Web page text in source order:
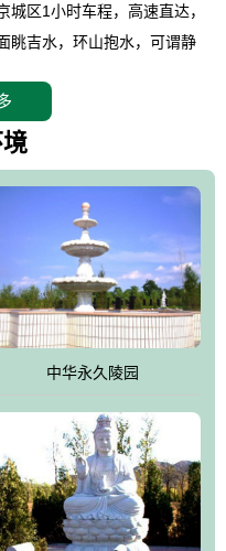
区1小时车程，高速直达，
眺吉水，环山抱水，可谓静
作为前渠，由三条山脊环绕
，左青龙，右白虎，前朱
到官厅的水又止住了，正好
永久陵园风景庄重典雅、气
，陵园以皇家建筑风格为载
中华永久陵园